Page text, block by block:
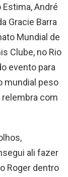
André
Gracie Barra
Mundial de
Clube, no Rio
evento para
mundial peso
relembra com
ali fazer
Roger dentro